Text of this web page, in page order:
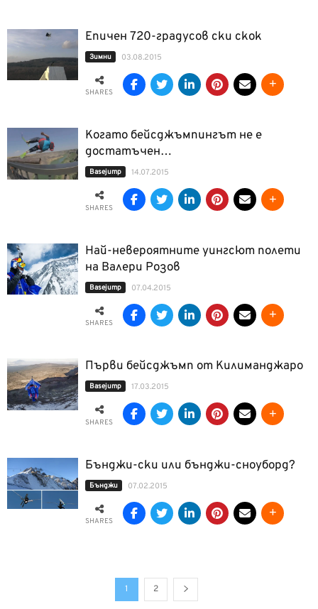
Епичен 720-градусов ски скок
Зимни 03.08.2015
SHARES
Когато бейсджъмпингът не е
достатъчен…
Basejump 14.07.2015
SHARES
Най-невероятните уингсют полети
на Валери Розов
Basejump 07.04.2015
SHARES
Първи бейсджъмп от Килиманджаро
Basejump 17.03.2015
SHARES
Бънджи-ски или бънджи-сноуборд?
Бънджи 07.02.2015
SHARES
1 2